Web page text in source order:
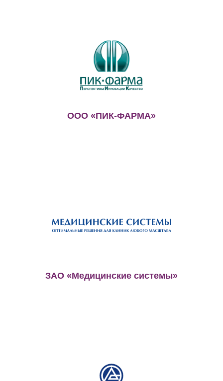
ООО «ПИК-ФАРМА»
ЗАО «Медицинские системы»